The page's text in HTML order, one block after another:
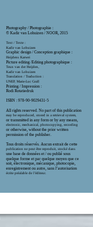
Photography / Photographie :
© Kadir van Lohuizen / NOOR, 2015
Text / Texte :
Kadir van Lohuizen
Graphic design / Conception graphique :
Heijdens Karwei
Picture editing /Editing photographique :
Teun van der Heijden,
Kadir van Lohuizen
Translation / Traduction :
UNEP, Marie-Luc Grall
Printing / Impression :
Rodi Rotatiedruk
ISBN : 978-90-9029431-5
All rights reserved. No part of this publication
may be reproduced, stored in a retrieval system,
or transmitted in any form or by any means,
electronic, mechanical, photocopying, recording
or otherwise, without the prior written
permission of the publisher.
Tous droits réservés. Aucun extrait de cette
publication ne peut être reproduit, stocké dans
une base de données et / ou publié sous
quelque forme et par quelque moyen que ce
soit, électronique, mécanique, photocopie,
enregistrement ou autre, sans l’autorisation
écrite préalable de l’éditeur.